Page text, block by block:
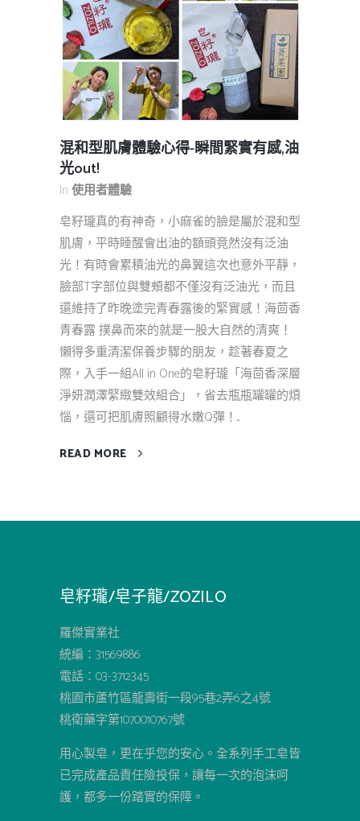
混和型肌膚體驗心得-瞬間緊實有感,油
光out!
In 使用者體驗
皂籽瓏真的有神奇，小麻雀的臉是屬於混和型
肌膚，平時睡醒會出油的額頭竟然沒有泛油
光！有時會累積油光的鼻翼這次也意外平靜，
臉部T字部位與雙頰都不僅沒有泛油光，而且
還維持了昨晚塗完青春露後的緊實感！海茴香
青春露 撲鼻而來的就是一股大自然的清爽！
懶得多重清潔保養步驟的朋友，趁著春夏之
際，入手一組All in One的皂籽瓏「海茴香深層
淨妍潤澤緊緻雙效組合」，省去瓶瓶罐罐的煩
惱，還可把肌膚照顧得水嫩Q彈！...
READ MORE
皂籽瓏/皂子龍/ZOZILO
羅傑實業社
統編：31569886
電話：03-3712345
桃園市蘆竹區龍壽街一段95巷2弄6之4號
桃衛藥字第1070010767號
用心製皂，更在乎您的安心。全系列手工皂皆
已完成產品責任險投保，讓每一次的泡沫呵
護，都多一份踏實的保障。